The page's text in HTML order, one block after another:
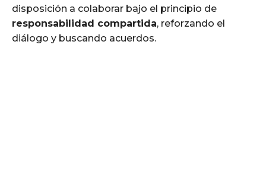
disposición a colaborar bajo el principio de
responsabilidad compartida, reforzando el
diálogo y buscando acuerdos.